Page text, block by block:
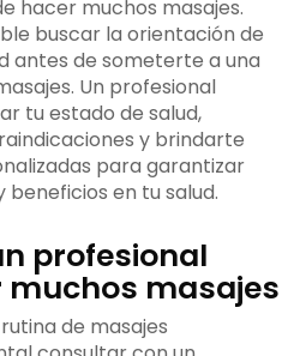
hacer muchos masajes.
buscar la orientación de
antes de someterte a una
Un profesional
tu estado de salud,
y brindarte
para garantizar
beneficios en tu salud.
profesional
muchos masajes
de masajes